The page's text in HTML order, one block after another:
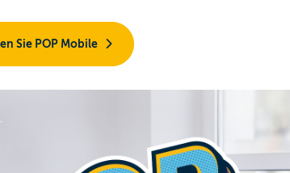
Sie POP Mobile